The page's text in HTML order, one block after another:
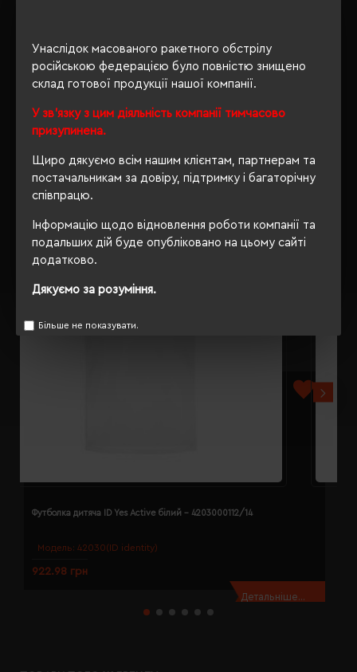
Унаслідок масованого ракетного обстрілу
російською федерацією було повністю знищено
склад готової продукції нашої компанії.
У зв'язку з цим діяльність компанії тимчасово
призупинена.
Щиро дякуємо всім нашим клієнтам, партнерам та
постачальникам за довіру, підтримку і багаторічну
співпрацю.
Інформацію щодо відновлення роботи компанії та
подальших дій буде опубліковано на цьому сайті
додатково.
Дякуємо за розуміння.
Більше не показувати.
ОПИС
РЕКОМЕНДУЄМО
Модель: 42030(ID identity)
Футболка дитяча ID Yes Active білий - 4203000112/14
922.98 грн
Детальніше...